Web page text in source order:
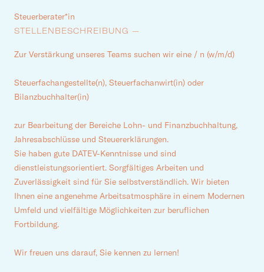
Steuerberater*in
STELLENBESCHREIBUNG —
Zur Verstärkung unseres Teams suchen wir eine / n (w/m/d)
Steuerfachangestellte(n), Steuerfachanwirt(in) oder
Bilanzbuchhalter(in)
zur Bearbeitung der Bereiche Lohn- und Finanzbuchhaltung,
Jahresabschlüsse und Steuererklärungen.
Sie haben gute DATEV-Kenntnisse und sind
dienstleistungsorientiert. Sorgfältiges Arbeiten und
Zuverlässigkeit sind für Sie selbstverständlich. Wir bieten
Ihnen eine angenehme Arbeitsatmosphäre in einem Modernen
Umfeld und vielfältige Möglichkeiten zur beruflichen
Fortbildung.
Wir freuen uns darauf, Sie kennen zu lernen!